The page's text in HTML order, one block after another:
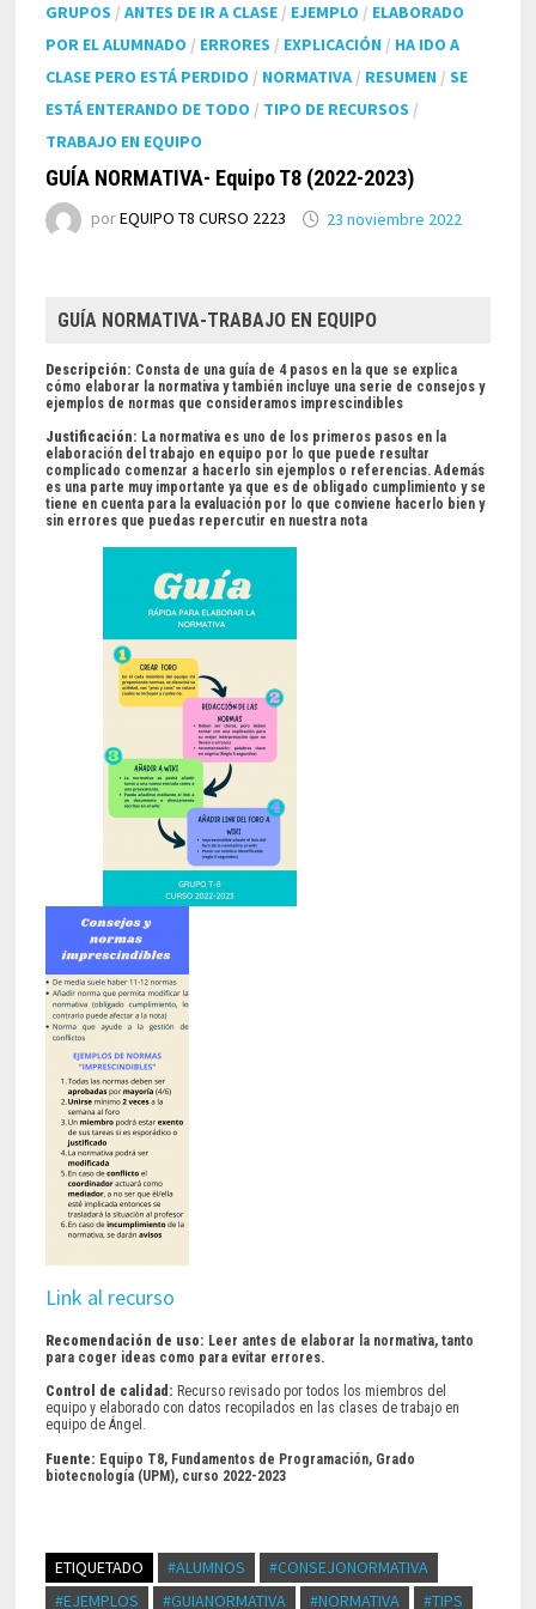
GRUPOS /ANTES DE IR A CLASE / EJEMPLO / ELABORADO
POR EL ALUMNADO / ERRORES / EXPLICACIÓN / HA IDO A
CLASE PERO ESTÁ PERDIDO / NORMATIVA / RESUMEN /SE
ESTÁ ENTERANDO DE TODO / TIPO DE RECURSOS /
TRABAJO EN EQUIPO
GUÍA NORMATIVA- Equipo T8 (2022-2023)
porEQUIPO T8 CURSO 2223 23 noviembre 2022
GUÍA NORMATIVA-TRABAJO EN EQUIPO
Descripción: Consta de una guía de 4 pasos en la que se explica
cómo elaborar la normativa y también incluye una serie de consejos y
ejemplos de normas que consideramos imprescindibles
Justificación: La normativa es uno de los primeros pasos en la
elaboración del trabajo en equipo por lo que puede resultar
complicado comenzar a hacerlo sin ejemplos o referencias. Además
es una parte muy importante ya que es de obligado cumplimiento y se
tiene en cuenta para la evaluación por lo que conviene hacerlo bien y
sin errores que puedas repercutir en nuestra nota
Link al recurso
Recomendación de uso: Leer antes de elaborar la normativa, tanto
para coger ideas como para evitar errores.
Control de calidad: Recurso revisado por todos los miembros del
equipo y elaborado con datos recopilados en las clases de trabajo en
equipo de Ángel.
Fuente: Equipo T8, Fundamentos de Programación, Grado
biotecnología (UPM), curso 2022-2023
ETIQUETADO #ALUMNOS
#CONSEJONORMATIVA
#EJEMPLOS
#GUIANORMATIVA #NORMATIVA #TIPS